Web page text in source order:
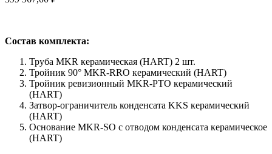
Состав комплекта:
Труба MKR керамическая (HART) 2 шт.
Тройник 90° MKR-RRO керамический (HART)
Тройник ревизионный MKR-PTO керамический
(HART)
Затвор-ограничитель конденсата KKS керамический
(HART)
Основание MKR-SO с отводом конденсата керамическое
(HART)